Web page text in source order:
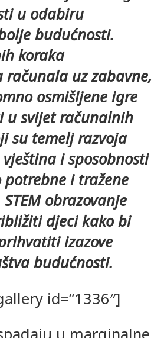
u odabiru
budućnosti.
koraka
uz zabavne,
osmišljene igre
u svijet računalnih
su temelj razvoja
i sposobnosti
i tražene
obrazovanje
djeci kako bi
izazove
budućnosti.
id=”1336″]